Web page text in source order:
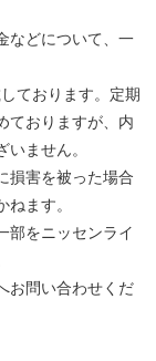
などについて、一
ております。定期
ておりますが、内
ません。
損害を被った場合
ます。
部をニッセンライ
お問い合わせくだ